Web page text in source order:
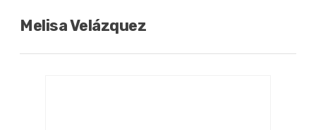
Melisa Velázquez